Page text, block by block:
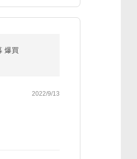
爆買
2022/9/13